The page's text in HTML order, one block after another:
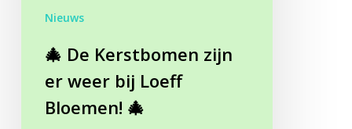
Nieuws
🎄 De Kerstbomen zijn
er weer bij Loeff
Bloemen! 🎄